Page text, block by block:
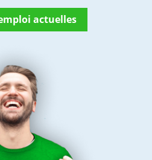
actuelles